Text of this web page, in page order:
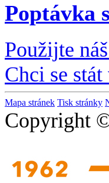
Poptávka
Použijte
Chci se
Mapa stránek Tisk stránky
Copyright